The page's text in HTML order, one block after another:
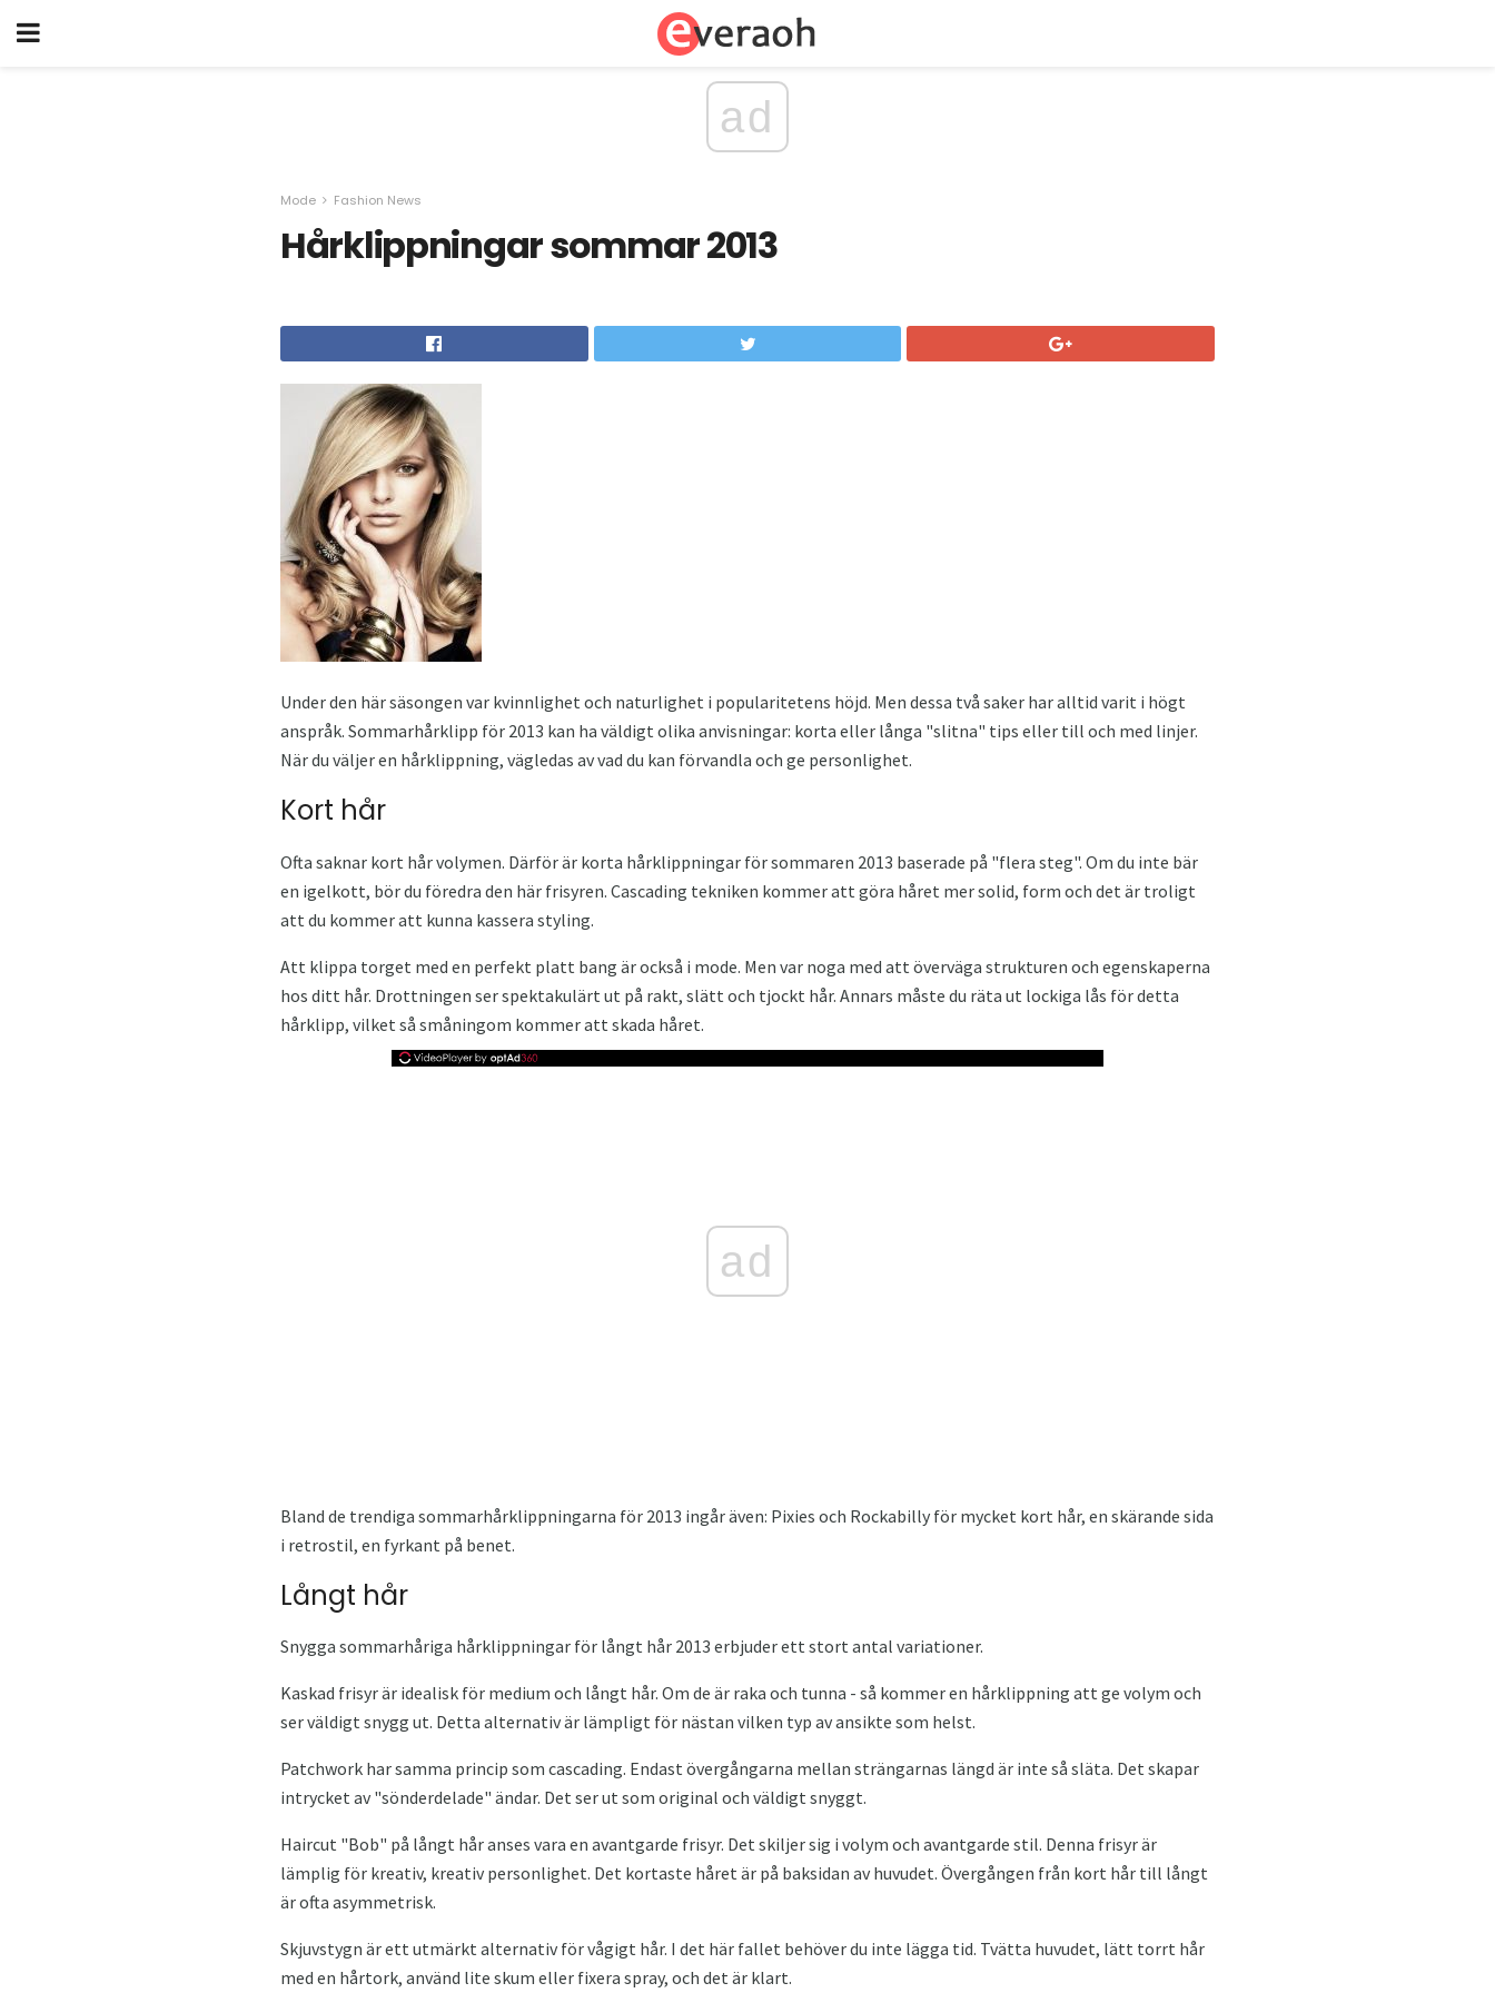
ad
Mode Fashion News
Hårklippningar sommar 2013
Under den här säsongen var kvinnlighet och naturlighet i popularitetens höjd. Men dessa två saker har alltid varit i högt
anspråk. Sommarhårklipp för 2013 kan ha väldigt olika anvisningar: korta eller långa "slitna" tips eller till och med linjer.
När du väljer en hårklippning, vägledas av vad du kan förvandla och ge personlighet.
Kort hår
Ofta saknar kort hår volymen. Därför är korta hårklippningar för sommaren 2013 baserade på "flera steg". Om du inte bär
en igelkott, bör du föredra den här frisyren. Cascading tekniken kommer att göra håret mer solid, form och det är troligt
att du kommer att kunna kassera styling.
Att klippa torget med en perfekt platt bang är också i mode. Men var noga med att överväga strukturen och egenskaperna
hos ditt hår. Drottningen ser spektakulärt ut på rakt, slätt och tjockt hår. Annars måste du räta ut lockiga lås för detta
hårklipp, vilket så småningom kommer att skada håret.
ad
Bland de trendiga sommarhårklippningarna för 2013 ingår även: Pixies och Rockabilly för mycket kort hår, en skärande sida
i retrostil, en fyrkant på benet.
Långt hår
Snygga sommarhåriga hårklippningar för långt hår 2013 erbjuder ett stort antal variationer.
Kaskad frisyr är idealisk för medium och långt hår. Om de är raka och tunna - så kommer en hårklippning att ge volym och
ser väldigt snygg ut. Detta alternativ är lämpligt för nästan vilken typ av ansikte som helst.
Patchwork har samma princip som cascading. Endast övergångarna mellan strängarnas längd är inte så släta. Det skapar
intrycket av "sönderdelade" ändar. Det ser ut som original och väldigt snyggt.
Haircut "Bob" på långt hår anses vara en avantgarde frisyr. Det skiljer sig i volym och avantgarde stil. Denna frisyr är
lämplig för kreativ, kreativ personlighet. Det kortaste håret är på baksidan av huvudet. Övergången från kort hår till långt
är ofta asymmetrisk.
Skjuvstygn är ett utmärkt alternativ för vågigt hår. I det här fallet behöver du inte lägga tid. Tvätta huvudet, lätt torrt hår
med en hårtork, använd lite skum eller fixera spray, och det är klart.